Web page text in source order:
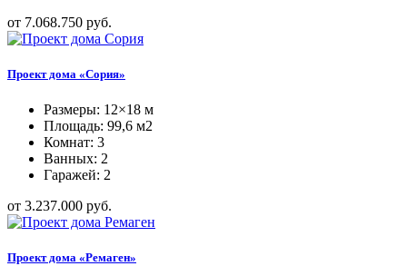
от 7.068.750 руб.
Проект дома «Сория»
Размеры: 12×18 м
Площадь: 99,6 м2
Комнат: 3
Ванных: 2
Гаражей: 2
от 3.237.000 руб.
Проект дома «Ремаген»